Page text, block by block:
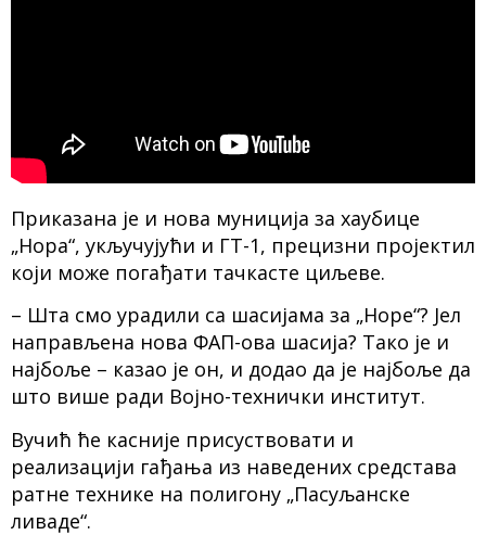
Приказана је и нова муниција за хаубице
„Нора“, укључујући и ГТ-1, прецизни пројектил
који може погађати тачкасте циљеве.
– Шта смо урадили са шасијама за „Норе“? Јел
направљена нова ФАП-ова шасија? Тако је и
најбоље – казао је он, и додао да је најбоље да
што више ради Војно-технички институт.
Вучић ће касније присуствовати и
реализацији гађања из наведених средстава
ратне технике на полигону „Пасуљанске
ливаде“.